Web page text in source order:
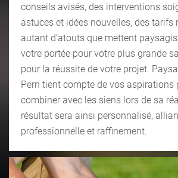
conseils avisés, des interventions
astuces et idées nouvelles, des tarifs
autant d’atouts que mettent
votre portée pour votre plus grande
pour la réussite de votre projet.
Pern tient compte de vos aspirations
combiner avec les siens lors de sa
résultat sera ainsi personnalisé,
professionnelle et raffinement.